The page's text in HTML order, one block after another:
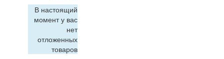
В настоящий
момент у вас
нет
отложенных
товаров